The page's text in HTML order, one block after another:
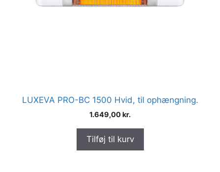
LUXEVA PRO-BC 1500 Hvid, til ophængning.
1.649,00kr.
Tilføj til kurv